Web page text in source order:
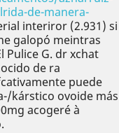
de-manera-
interiror (2.931) si
galopó meintras
G. dr xchat
de ra
puede
kárstico ovoide más
acogeré à